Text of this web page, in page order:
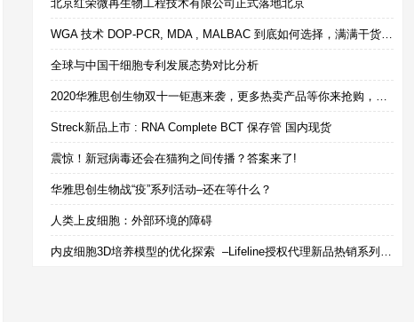
北京红荣微再生物工程技术有限公司正式落地北京
WGA 技术 DOP-PCR, MDA , MALBAC 到底如何选择，满满干货来啦！
全球与中国干细胞专利发展态势对比分析
2020华雅思创生物双十一钜惠来袭，更多热卖产品等你来抢购，还有免费试用等着你哟！！！
Streck新品上市 : RNA Complete BCT 保存管 国内现货
震惊！新冠病毒还会在猫狗之间传播？答案来了!
华雅思创生物战“疫”系列活动–还在等什么？
人类上皮细胞：外部环境的障碍
内皮细胞3D培养模型的优化探索 –Lifeline授权代理新品热销系列内皮细胞